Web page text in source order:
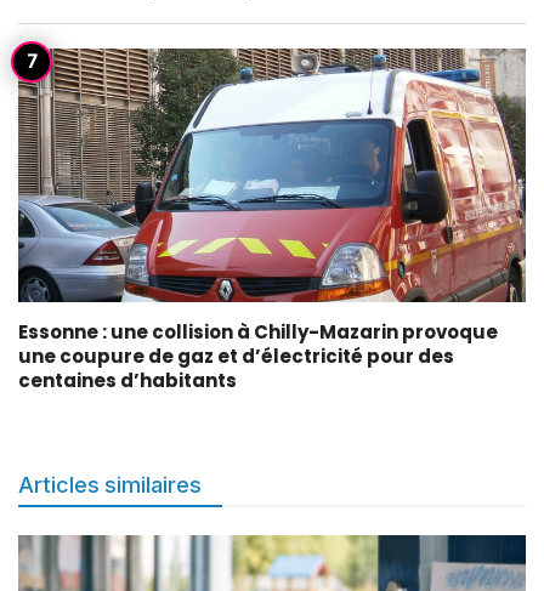
Essonne : une collision à Chilly-Mazarin provoque
une coupure de gaz et d’électricité pour des
centaines d’habitants
Articles similaires